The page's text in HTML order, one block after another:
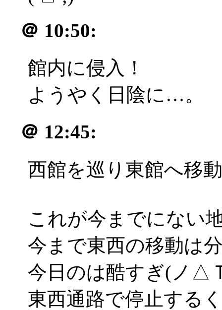
＠ 10:50:
館内に侵入！
ようやく日陰に…。
＠ 12:45:
西館を巡り東館へ移
これが今までにない
今まで東西の移動は
今日のは酷すぎ(ノ△
東西通路で停止する